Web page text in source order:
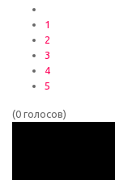
1
2
3
4
5
(0 голосов)